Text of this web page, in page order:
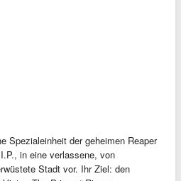
Spezialeinheit der geheimen Reaper
in eine verlassene, von
Stadt vor. Ihr Ziel: den